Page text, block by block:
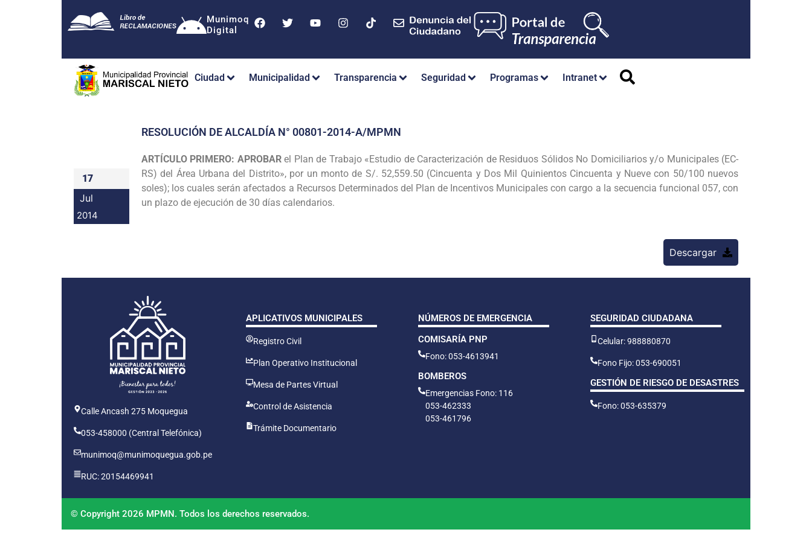
Munimoq
Digital
Ciudad Municipalidad Transparencia Seguridad Programas Intranet
17
Jul
2014
RESOLUCIÓN DE ALCALDÍA N° 00801-2014-A/MPMN
ARTÍCULO PRIMERO: APROBARel Plan de Trabajo «Estudio de Caracterización de Residuos Sólidos No Domiciliarios y/o Municipales (EC-
RS) del Área Urbana del Distrito», por un monto de S/. 52,559.50 (Cincuenta y Dos Mil Quinientos Cincuenta y Nueve con 50/100 nuevos
soles); los cuales serán afectados a Recursos Determinados del Plan de Incentivos Municipalescon cargo a la secuencia funcional 057, con
un plazo de ejecución de 30 días calendarios.
Descargar
Calle Ancash 275 Moquegua
053-458000 (Central Telefónica)
munimoq@munimoquegua.gob.pe
RUC: 20154469941
APLICATIVOS MUNICIPALES
Registro Civil
Plan Operativo Institucional
Mesa de Partes Virtual
Control de Asistencia
Trámite Documentario
NÚMEROS DE EMERGENCIA
COMISARÍA PNP
Fono: 053-4613941
BOMBEROS
Emergencias Fono: 116
053-462333
053-461796
SEGURIDAD CIUDADANA
Celular: 988880870
Fono Fijo: 053-690051
GESTIÓN DE RIESGO DE DESASTRES
Fono: 053-635379
© Copyright 2026 MPMN. Todos los derechos reservados.